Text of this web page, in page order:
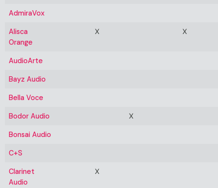
AdmiraVox
Alisca
Orange
X X
AudioArte
Bayz Audio
Bella Voce
Bodor Audio X
Bonsai Audio
C+S
Clarinet
Audio
X